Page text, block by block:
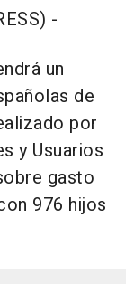
-
un
de
por
y Usuarios
gasto
976 hijos